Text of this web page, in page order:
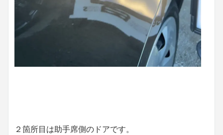
２箇所目は助手席側のドアです。